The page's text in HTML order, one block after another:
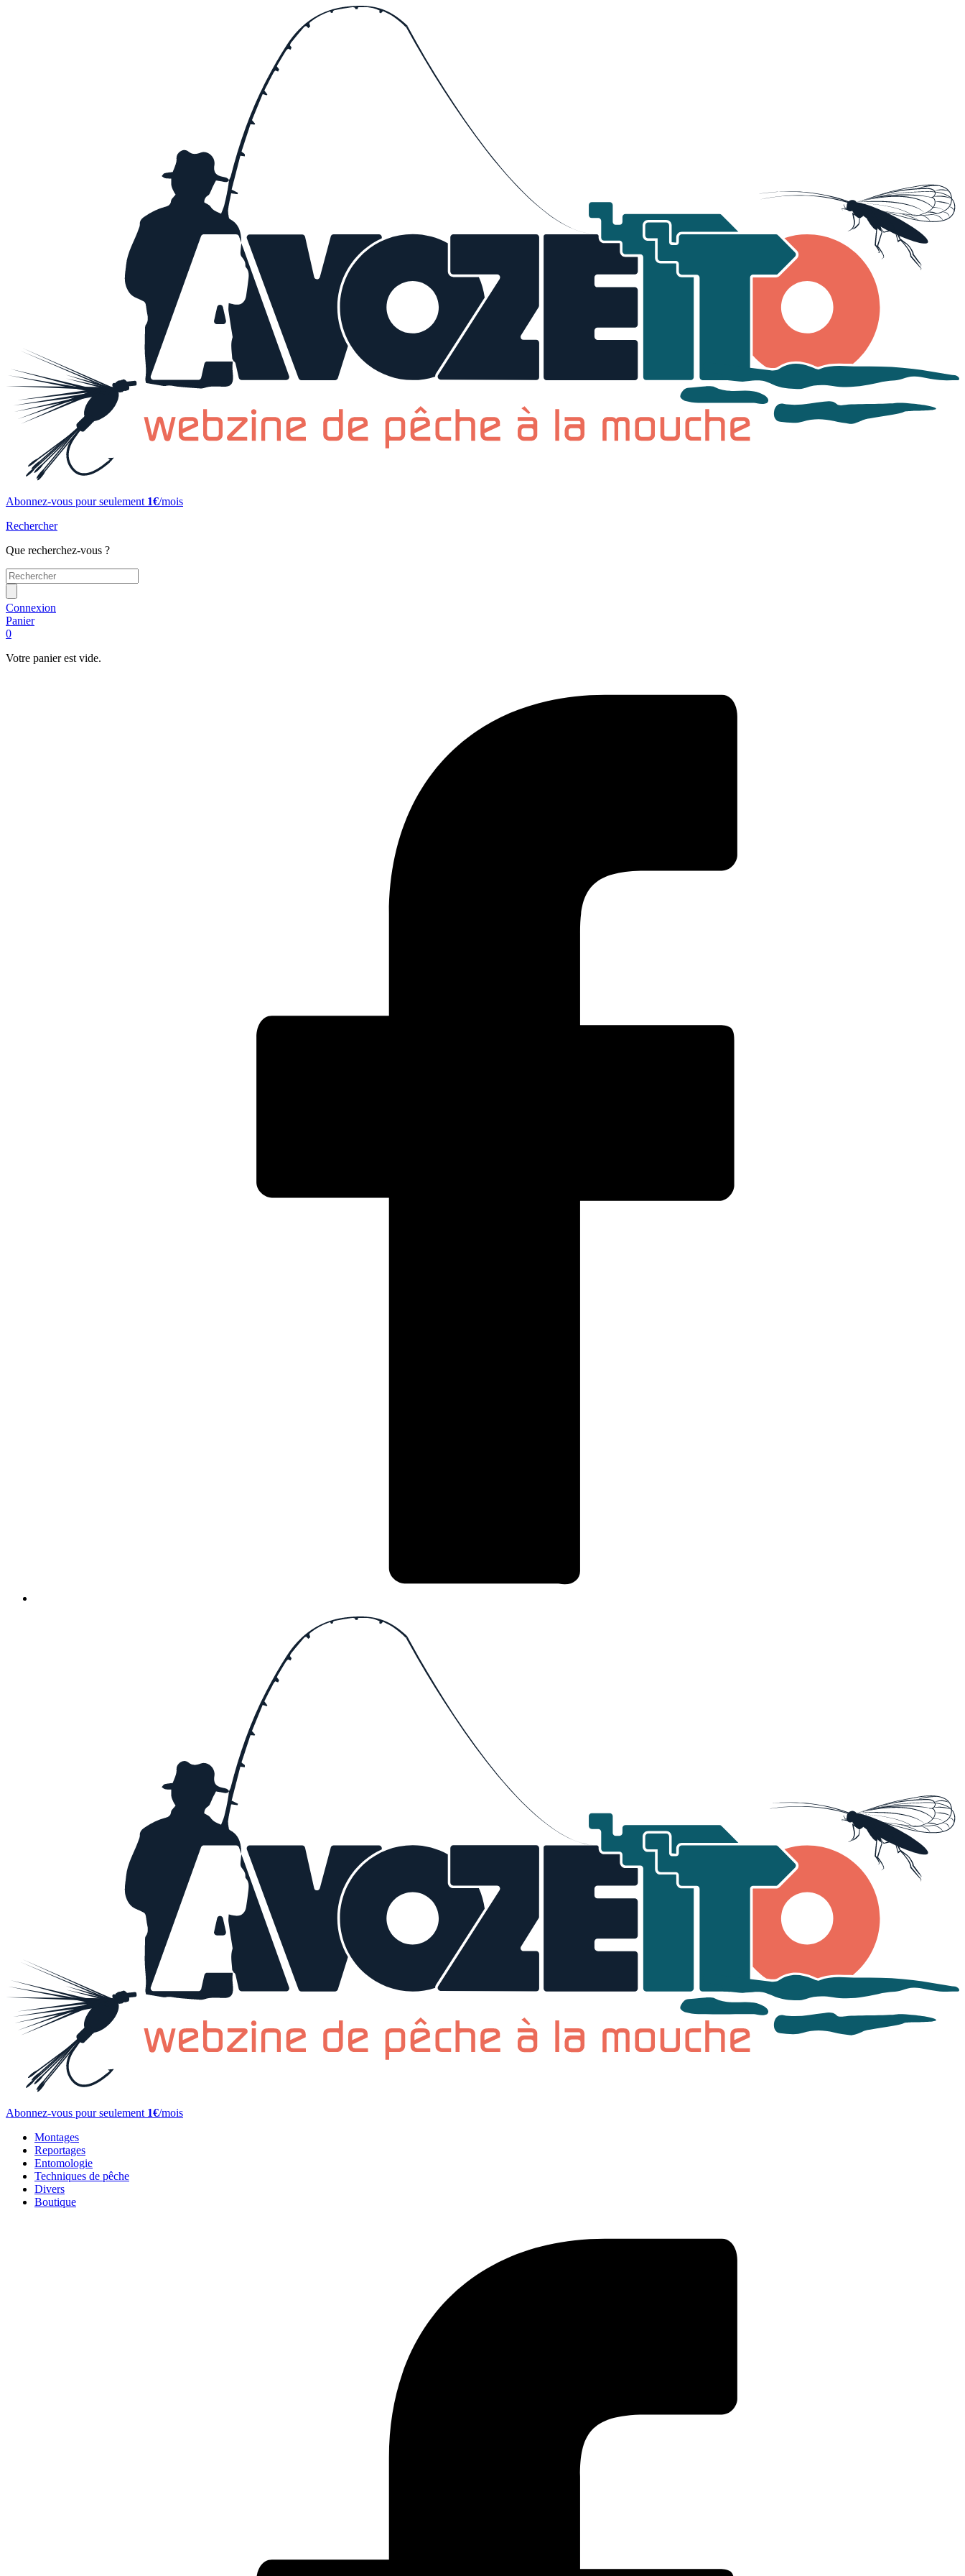
Abonnez-vous pour seulement 1€/mois
Rechercher
Que recherchez-vous ?
Connexion
Panier
0
Votre panier est vide.
Abonnez-vous pour seulement 1€/mois
Montages
Reportages
Entomologie
Techniques de pêche
Divers
Boutique